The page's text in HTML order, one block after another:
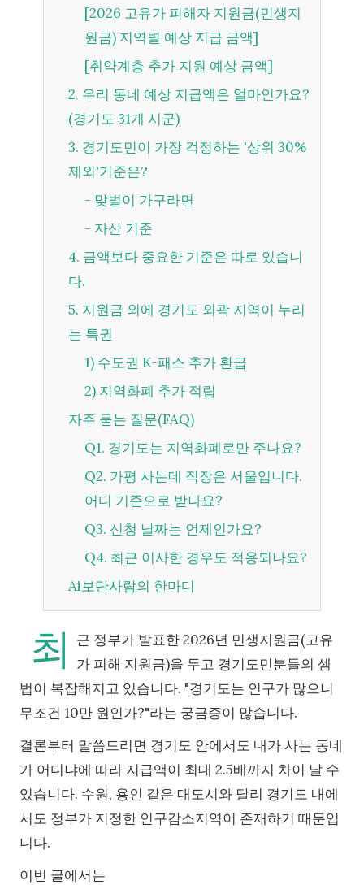
[2026 고유가 피해자 지원금(민생지
원금) 지역별 예상 지급 금액]
[취약계층 추가 지원 예상 금액]
2. 우리 동네 예상 지급액은 얼마인가요?
(경기도 31개 시군)
3. 경기도민이 가장 걱정하는 '상위 30%
제외'기준은?
- 맞벌이 가구라면
- 자산 기준
4. 금액보다 중요한 기준은 따로 있습니
다.
5. 지원금 외에 경기도 외곽 지역이 누리
는 특권
1) 수도권 K-패스 추가 환급
2) 지역화폐 추가 적립
자주 묻는 질문(FAQ)
Q1. 경기도는 지역화폐로만 주나요?
Q2. 가평 사는데 직장은 서울입니다.
어디 기준으로 받나요?
Q3. 신청 날짜는 언제인가요?
Q4. 최근 이사한 경우도 적용되나요?
Ai보단사람의 한마디
최
근 정부가 발표한 2026년 민생지원금(고유
가 피해 지원금)을 두고 경기도민분들의 셈
법이 복잡해지고 있습니다. "경기도는 인구가 많으니
무조건 10만 원인가?"라는 궁금증이 많습니다.
결론부터 말씀드리면 경기도 안에서도 내가 사는 동네
가 어디냐에 따라 지급액이 최대 2.5배까지 차이 날 수
있습니다. 수원, 용인 같은 대도시와 달리 경기도 내에
서도 정부가 지정한 인구감소지역이 존재하기 때문입
니다.
이번 글에서는